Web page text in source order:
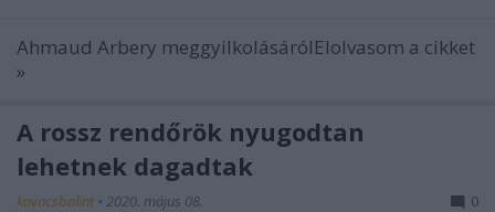
Ahmaud Arbery meggyilkolásárólElolvasom a cikket
»
A rossz rendőrök nyugodtan
lehetnek dagadtak
kovacsbalint • 2020. május 08. 0